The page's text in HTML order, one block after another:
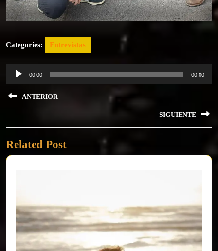
Categories: Entrevistas
Reproductor
audio
00:00 00:00
Navegación
ANTERIOR
post:
SIGUIENTE
Next
post:
Related Post